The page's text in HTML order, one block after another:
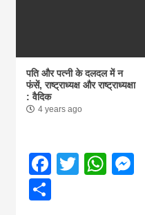
पति और पत्नी के दलदल में न
फंसें, राष्ट्राध्यक्ष और राष्ट्राध्यक्षा
: वैदिक
4 years ago
Facebook
Twitter